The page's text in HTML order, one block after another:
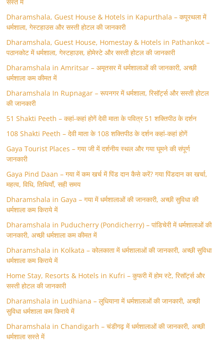
Dharamshala, Guest House & Hotels in Kapurthala – कपूरथला में
धर्मशाला, गेस्टहाउस और सस्ती होटल की जानकारी
Dharamshala, Guest House, Homestay & Hotels in Pathankot –
पठानकोट में धर्मशाला, गेस्टहाउस, होमेस्टे और सस्ती होटल की जानकारी
Dharamshala in Amritsar – अमृतसर में धर्मशालाओं की जानकारी, अच्छी
धर्मशाला कम कीमत में
Dharamshala In Rupnagar – रूपनगर में धर्मशाला, रिसॉर्ट्स और सस्ती होटल
की जानकारी
51 Shakti Peeth – कहां-कहां होगें देवी माता के पवित्र 51 शक्तिपीठ के दर्शन
108 Shakti Peeth – देवी माता के 108 शक्तिपीठ के दर्शन कहां-कहां होगें
Gaya Tourist Places – गया जी में दर्शनीय स्थल और गया घूमने की संपूर्ण
जानकारी
Gaya Pind Daan – गया में कम खर्च में पिंड दान कैसे करें? गया पिंडदान का खर्चा,
महत्व, विधि, तिथियाँ, सही समय
Dharamshala in Gaya – गया में धर्मशालाओं की जानकारी, अच्छी सुविधा की
धर्मशाला कम किराये में
Dharamshala in Puducherry (Pondicherry) – पांडिचेरी में धर्मशालाओं की
जानकारी, अच्छी धर्मशाला कम कीमत में
Dharamshala in Kolkata – कोलकाता में धर्मशालाओं की जानकारी, अच्छी सुविधा
धर्मशाला कम किराये में
Home Stay, Resorts & Hotels in Kufri – कुफरी में होम स्‍टे, रिसॉर्ट्स और
सस्ती होटल की जानकारी
Dharamshala in Ludhiana – लुधियाना में धर्मशालाओं की जानकारी, अच्छी
सुविधा धर्मशाला कम किराये में
Dharamshala in Chandigarh – चंडीगढ़ में धर्मशालाओं की जानकारी, अच्छी
धर्मशाला सस्ते में